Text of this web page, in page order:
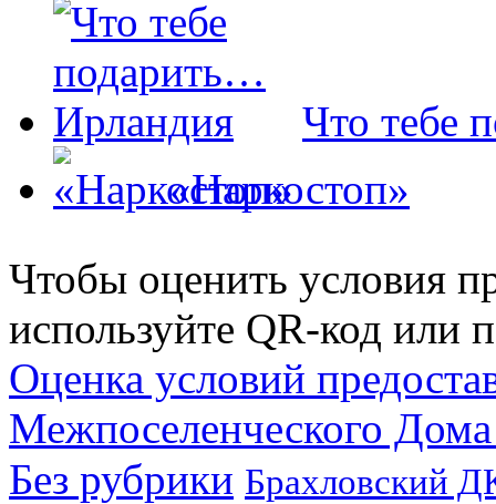
Что тебе
«Наркостоп»
Чтобы оценить условия
используйте QR-код или
Оценка условий
Межпоселенческого
Без рубрики Брахловский